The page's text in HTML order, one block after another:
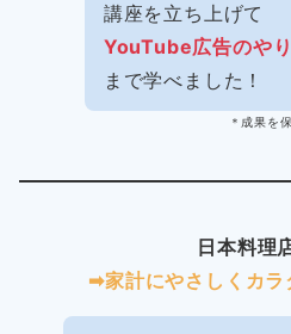
講座を立ち上げて
YouTube広告のや
まで学べました！
＊成果を保証するも
日本料理
➡︎家計にやさしくカラ